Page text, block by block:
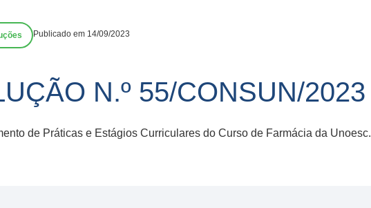
Publicado em 14/09/2023
N.º 55/CONSUN/2023
de Práticas e Estágios Curriculares do Curso de Farmácia da Unoesc.